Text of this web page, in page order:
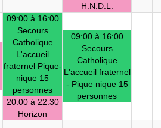
H.N.D.L.
09:00 à 16:00
Secours
Catholique
L'accueil
fraternel Pique-
nique 15
personnes
20:00 à 22:30
Horizon
09:00 à 16:00
Secours
Catholique
L'accueil fraternel
- Pique nique 15
personnes